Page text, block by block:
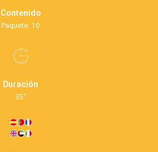
Contenido
Paquete: 10
Duración
35''